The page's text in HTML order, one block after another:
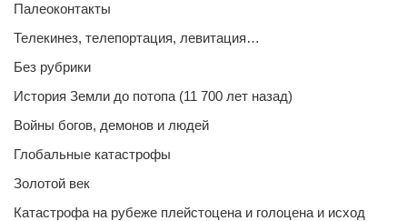
Палеоконтакты
Телекинез, телепортация, левитация…
Без рубрики
История Земли до потопа (11 700 лет назад)
Войны богов, демонов и людей
Глобальные катастрофы
Золотой век
Катастрофа на рубеже плейстоцена и голоцена и исход